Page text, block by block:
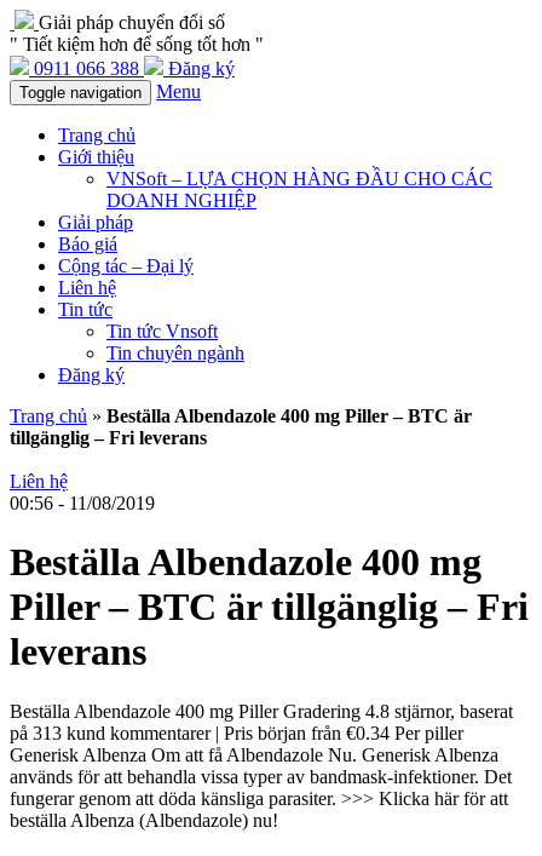
Giải pháp chuyển đổi số
" Tiết kiệm hơn để sống tốt hơn "
0911 066 388
Đăng ký
Toggle navigation Menu
Trang chủ
Giới thiệu
VNSoft – LỰA CHỌN HÀNG ĐẦU CHO CÁC
DOANH NGHIỆP
Giải pháp
Báo giá
Cộng tác – Đại lý
Liên hệ
Tin tức
Tin tức Vnsoft
Tin chuyên ngành
Đăng ký
Trang chủ » Beställa Albendazole 400 mg Piller – BTC är
tillgänglig – Fri leverans
Liên hệ
00:56 - 11/08/2019
Beställa Albendazole 400 mg
Piller – BTC är tillgänglig – Fri
leverans
Beställa Albendazole 400 mg Piller Gradering 4.8 stjärnor, baserat
på 313 kund kommentarer | Pris början från €0.34 Per piller
Generisk Albenza Om att få Albendazole Nu. Generisk Albenza
används för att behandla vissa typer av bandmask-infektioner. Det
fungerar genom att döda känsliga parasiter. >>> Klicka här för att
beställa Albenza (Albendazole) nu!